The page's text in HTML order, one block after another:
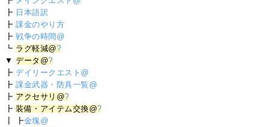
┣ 日本語訳
┣課金のやり方
┣戦争の時間@
┗ ラグ軽減@?
▼データ@?
┣デイリークエスト@
┣課金武器・防具一覧@
┣ アクセサリ@?
┣装備・アイテム交換@?
┃ ┣金塊@